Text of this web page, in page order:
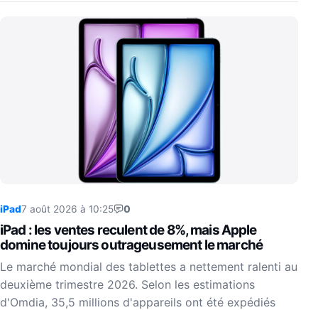
iPad7 août 2026 à 10:25 0
iPad : les ventes reculent de 8%, mais Apple
domine toujours outrageusement le marché
Le marché mondial des tablettes a nettement ralenti au
deuxième trimestre 2026. Selon les estimations
d'Omdia, 35,5 millions d'appareils ont été expédiés